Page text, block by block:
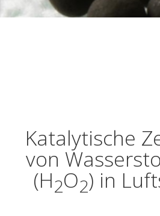
Katalytische
von
(H2O2) in